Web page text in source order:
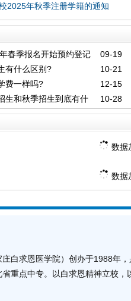
2025年秋季注册学籍的通知
09-19
春季报名开始预约登记
10-21
有什么区别?
12-15
费一样吗?
10-28
生和秋季招生到底有什
数据
数据
白求恩医学院）创办于1988年，
重点中专。以白求恩精神立校，